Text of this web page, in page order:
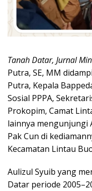
Tanah Datar, Jurnal
Putra, SE, MM
Putra, Kepala
Sosial PPPA,
Prokopim, Camat
lainnya mengunjungi
Pak Cun di
Kecamatan Lintau
Aulizul Syuib yang
Datar periode